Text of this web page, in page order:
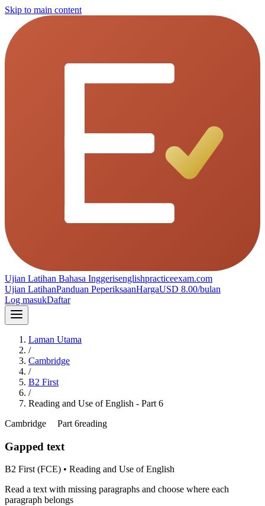
Skip to main content
Ujian Latihan Bahasa Inggerisenglishpracticeexam.com
Ujian LatihanPanduan PeperiksaanHargaUSD 8.00/bulan
Log masukDaftar
Laman Utama
/
Cambridge
/
B2 First
/
Reading and Use of English - Part 6
Cambridge
Part 6reading
Gapped text
B2 First (FCE) • Reading and Use of English
Read a text with missing paragraphs and choose where each
paragraph belongs